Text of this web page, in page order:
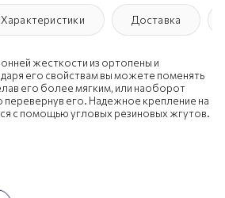
Характеристики Доставка
жесткости из ортопены и
его свойствам вы можете поменять
его более мягким, или наоборот
его. Надежное крепление на
с помощью угловых резиновых жгутов.